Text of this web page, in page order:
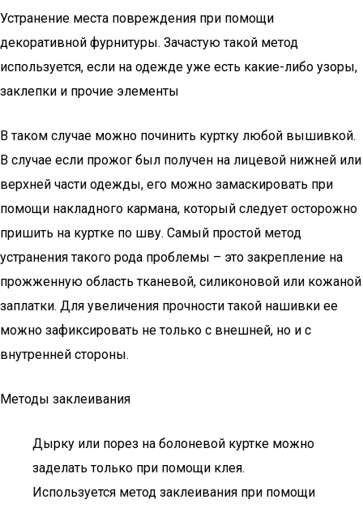
Устранение места повреждения при помощи
декоративной фурнитуры. Зачастую такой метод
используется, если на одежде уже есть какие-либо узоры,
заклепки и прочие элементы
В таком случае можно починить куртку любой вышивкой.
В случае если прожог был получен на лицевой нижней или
верхней части одежды, его можно замаскировать при
помощи накладного кармана, который следует осторожно
пришить на куртке по шву. Самый простой метод
устранения такого рода проблемы – это закрепление на
прожженную область тканевой, силиконовой или кожаной
заплатки. Для увеличения прочности такой нашивки ее
можно зафиксировать не только с внешней, но и с
внутренней стороны.
Методы заклеивания
Дырку или порез на болоневой куртке можно
заделать только при помощи клея.
Используется метод заклеивания при помощи